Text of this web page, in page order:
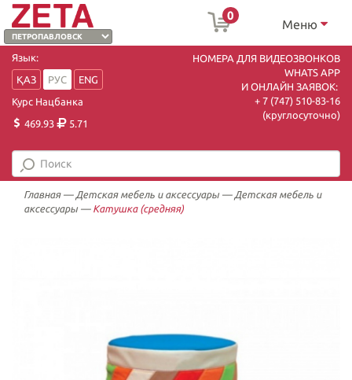
0
Меню
Язык:
ҚАЗ
РУС
ENG
Курс Нацбанка
469.93
5.71
НОМЕРА ДЛЯ ВИДЕОЗВОНКОВ
WHATS APP
И ОНЛАЙН ЗАЯВОК:
+ 7 (747) 510-83-16
(круглосуточно)
Главная— Детская мебель и аксессуары — Детская мебель и
аксессуары — Катушка (средняя)